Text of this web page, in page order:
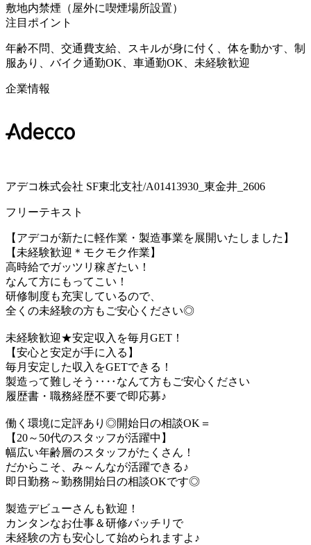
敷地内禁煙（屋外に喫煙場所設置）
注目ポイント
年齢不問、交通費支給、スキルが身に付く、体を動かす、制
服あり、バイク通勤OK、車通勤OK、未経験歓迎
企業情報
アデコ株式会社 SF東北支社/A01413930_東金井_2606
フリーテキスト
【アデコが新たに軽作業・製造事業を展開いたしました】
【未経験歓迎＊モクモク作業】
高時給でガッツリ稼ぎたい！
なんて方にもってこい！
研修制度も充実しているので、
全くの未経験の方もご安心ください◎
未経験歓迎★安定収入を毎月GET！
【安心と安定が手に入る】
毎月安定した収入をGETできる！
製造って難しそう‥‥なんて方もご安心ください
履歴書・職務経歴不要で即応募♪
働く環境に定評あり◎開始日の相談OK＝
【20～50代のスタッフが活躍中】
幅広い年齢層のスタッフがたくさん！
だからこそ、み～んなが活躍できる♪
即日勤務～勤務開始日の相談OKです◎
製造デビューさんも歓迎！
カンタンなお仕事＆研修バッチリで
未経験の方も安心して始められますよ♪